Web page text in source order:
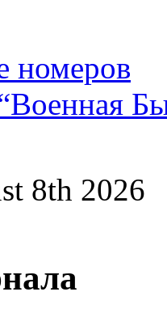
номеров
8th 2026